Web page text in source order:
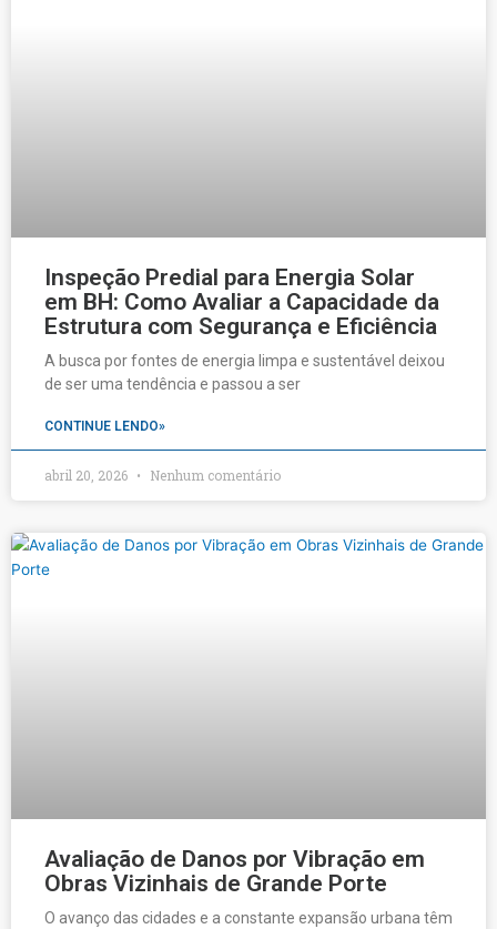
Inspeção Predial para Energia Solar
em BH: Como Avaliar a Capacidade da
Estrutura com Segurança e Eficiência
A busca por fontes de energia limpa e sustentável deixou
de ser uma tendência e passou a ser
CONTINUE LENDO»
abril 20, 2026 Nenhum comentário
Avaliação de Danos por Vibração em
Obras Vizinhais de Grande Porte
O avanço das cidades e a constante expansão urbana têm